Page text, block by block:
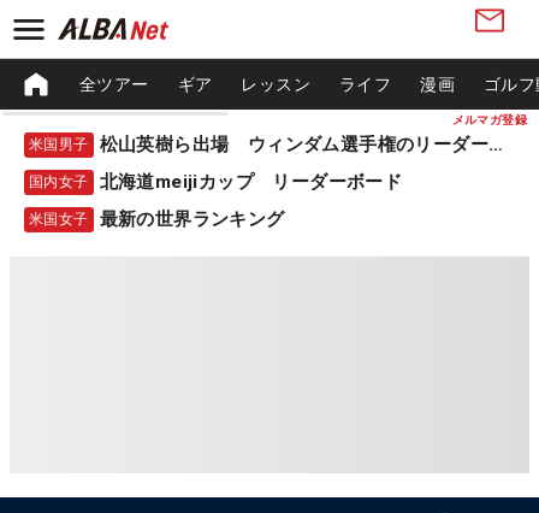
メルマガ登録
全ツアー ギア レッスン ライフ 漫画 ゴル
米国男子 松山英樹ら出場 ウィンダム選手権のリーダーボード
国内女子 北海道meijiカップ リーダーボード
米国女子 最新の世界ランキング